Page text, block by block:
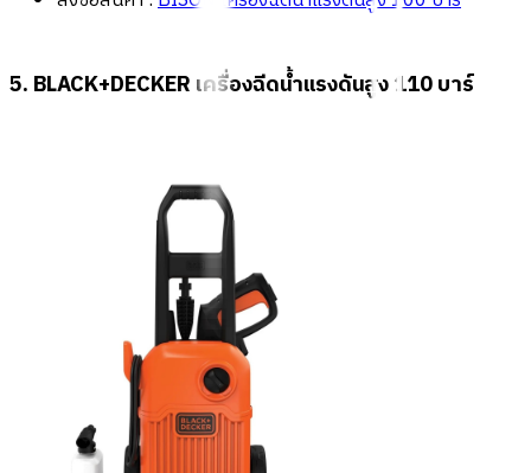
5. BLACK+DECKER เครื่องฉีดน้ำแรงดันสูง 110 บาร์